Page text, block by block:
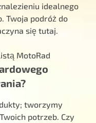
idealnego
Twoja podróż do
się tutaj.
MotoRad
tworzymy
potrzeb. Czy